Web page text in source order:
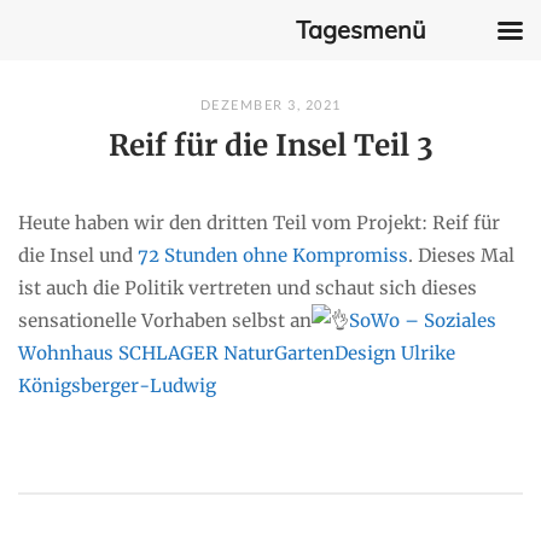
DEZEMBER 3, 2021
Reif für die Insel Teil 3
Heute haben wir den dritten Teil vom Projekt: Reif für
die Insel und 72 Stunden ohne Kompromiss. Dieses Mal
ist auch die Politik vertreten und schaut sich dieses
sensationelle Vorhaben selbst an
SoWo – Soziales
Wohnhaus SCHLAGER NaturGartenDesign Ulrike
Königsberger-Ludwig
Tagesmenü